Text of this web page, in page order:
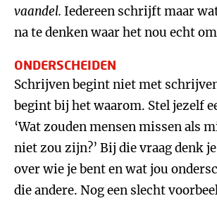
vaandel. Iedereen schrijft maar
na te denken waar het nou echt
ONDERSCHEIDEN
Schrijven begint niet met
begint bij het waarom. Stel jezelf
‘Wat zouden mensen missen als
niet zou zijn?’ Bij die vraag denk
over wie je bent en wat jou
die andere. Nog een slecht